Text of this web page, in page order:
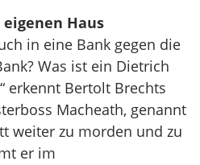
Haus
in eine Bank gegen die
Was ist ein Dietrich
erkennt Ber­tolt Brechts
Macheath, genannt
weiter zu morden und zu
er im